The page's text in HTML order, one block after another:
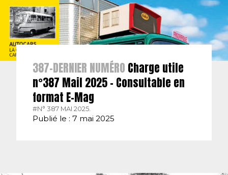
387-DERNIER NUMÉRO Charge utile
n°387 Mail 2025 – Consultable en
format E-Mag
#N° 387 MAI 2025.
Publié le : 7 mai 2025